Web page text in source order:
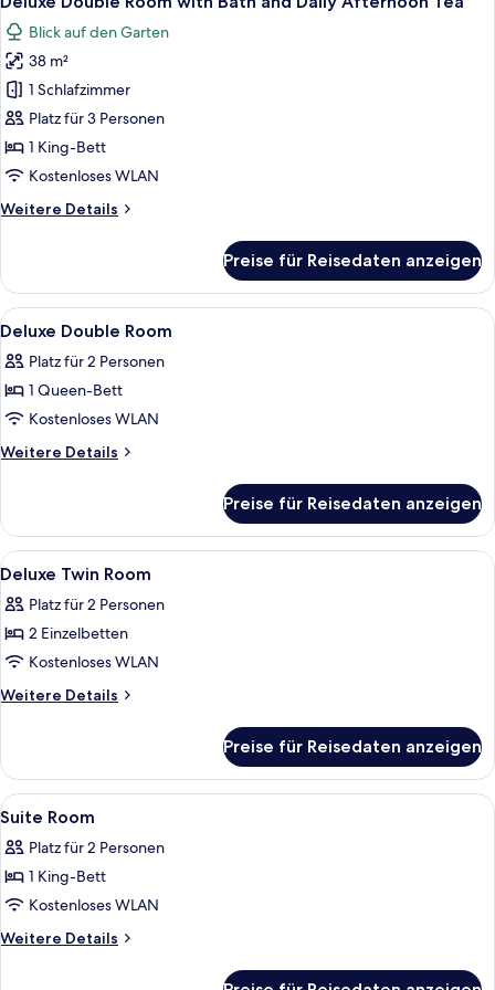
View
and
Daily
Afternoon
Tea
Fotos
für
Deluxe
Double
Room
with
Bath
Daily
anzeigen
Blick auf den Garten
38 m²
1 Schlafzimmer
Platz für 3 Personen
1 King-Bett
Kostenloses WLAN
Weitere Details
Weitere
Double
Room
with
and
Daily
Tea
Preise für Reisedaten anzeigen
Alle
Fotos
für
Deluxe
Double
Room
Ein Hotelzimmer mit einem großen
4
Deluxe Double Room
Platz für 2 Personen
1 Queen-Bett
Kostenloses WLAN
Weitere Details
Weitere
Double
Room
Preise für Reisedaten anzeigen
Alle
Fotos
für
Deluxe
Twin
Room
Ein modernes Hotelzimmer mit
5
Deluxe Twin Room
Platz für 2 Personen
2 Einzelbetten
Kostenloses WLAN
Weitere Details
Weitere
Twin
Room
Preise für Reisedaten anzeigen
Alle
Fotos
für
Suite
Room
anzeigen
Minibar, Zimmersafe, Schreibtisch,
10
Suite Room
Platz für 2 Personen
1 King-Bett
Kostenloses WLAN
Weitere Details
Weitere